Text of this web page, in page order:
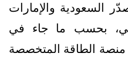
تصدّر السعودية والإمارات
بحسب ما جاء في
منصة الطاقة المتخصصة